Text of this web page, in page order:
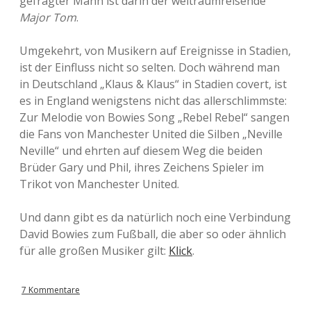
Major Tom.
Umgekehrt, von Musikern auf Ereignisse in Stadien,
ist der Einfluss nicht so selten. Doch während man
in Deutschland „Klaus & Klaus“ in Stadien covert, ist
es in England wenigstens nicht das allerschlimmste:
Zur Melodie von Bowies Song „Rebel Rebel“ sangen
die Fans von Manchester United die Silben „Neville
Neville“ und ehrten auf diesem Weg die beiden
Brüder Gary und Phil, ihres Zeichens Spieler im
Trikot von Manchester United.
Und dann gibt es da natürlich noch eine Verbindung
David Bowies zum Fußball, die aber so oder ähnlich
für alle großen Musiker gilt: Klick.
7 Kommentare